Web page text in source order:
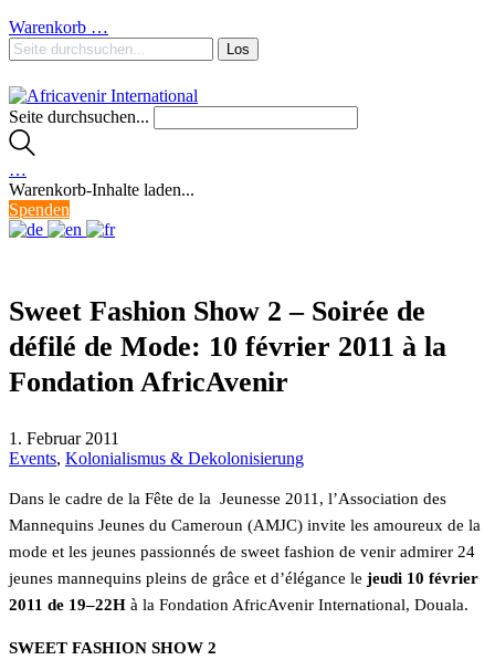
Warenkorb …
Seite durchsuchen...
…
Warenkorb-Inhalte laden...
Spenden
Sweet Fashion Show 2 – Soirée de
défilé de Mode: 10 février 2011 à la
Fondation AfricAvenir
1. Februar 2011
Events, Kolonialismus & Dekolonisierung
Dans le cadre de la Fête de la Jeunesse 2011, l’Association des
Mannequins Jeunes du Cameroun (AMJC) invite les amoureux de la
mode et les jeunes passionnés de sweet fashion de venir admirer 24
jeunes mannequins pleins de grâce et d’élégance le jeudi 10 février
2011 de 19–22H à la Fondation AfricAvenir International, Douala.
SWEET FASHION SHOW 2